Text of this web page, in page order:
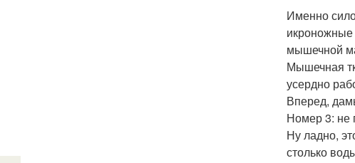
Именно
мышечной
Мышечная
усердно
Вперед,
Номер 3: не
Ну ладно,
столько